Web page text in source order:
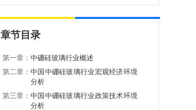
章节目录
第一章： 中硼硅玻璃行业概述
第二章： 中国中硼硅玻璃行业宏观经济环境
分析
第三章： 中国中硼硅玻璃行业政策技术环境
分析